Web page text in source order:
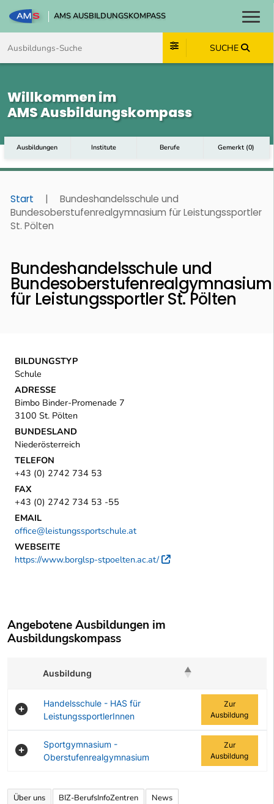
AMS AUSBILDUNGSKOMPASS
SUCHE
Willkommen im
AMS Ausbildungskompass
Ausbildungen Institute Berufe Gemerkt (0)
Start |
Bundeshandelsschule und
Bundesoberstufenrealgymnasium für Leistungssportler
St. Pölten
Bundeshandelsschule und
Bundesoberstufenrealgymnasium
für Leistungssportler St. Pölten
BILDUNGSTYP
Schule
ADRESSE
Bimbo Binder-Promenade 7
3100 St. Pölten
BUNDESLAND
Niederösterreich
TELEFON
+43 (0) 2742 734 53
FAX
+43 (0) 2742 734 53 -55
EMAIL
office@leistungssportschule.at
WEBSEITE
https://www.borglsp-stpoelten.ac.at/
Externer Link
Angebotene Ausbildungen im
Ausbildungskompass
Ausbildung
Handelsschule - HAS für
LeistungssportlerInnen
Zur
Ausbildung
Sportgymnasium -
Oberstufenrealgymnasium
Zur
Ausbildung
Über uns BIZ-BerufsInfoZentren News